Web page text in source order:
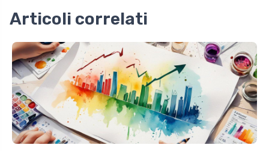
Articoli correlati